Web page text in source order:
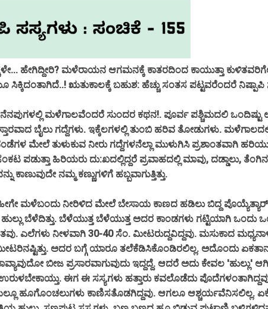
ಹೇಗಿದ್ದೀರಿ? ಮಳೆರಾಯನ ಆಗಮನಕ್ಕೆ ಕಾತರದಿಂದ ಕಾಯುತ್ತಾ
ಋತುಕಾಲಕ್ಕೆ ಬಹುಶ: ಹೆಚ್ಚು ಸಂತಸ ಪಟ್ಟವರೆಂದರೆ ನಿಷ್ಪಾಪಿ
ನೆನಪುಗಳಲ್ಲಿ ಮಳೆಗಾಲವೆಂದರೆ ಸುಂದರ ಕಥನ!. ಪೂರ್ವ ಪಶ್ಚಿಮದಲಿ ಒಂದಿಷ್ಟು
ಬೈಲು ಗದ್ದೆಗಳು. ಇಕ್ಕೆಲಗಳಲ್ಲಿ ತುಂಬಿ ಹರಿವ ತೋಡುಗಳು.
ಮೇಲೆ ತುಳುಕುವ ನೀರು ಗದ್ದೆಗಳನೆಲ್ಲಾ ಮುಳುಗಿಸಿ ಪ್ರಶಾಂತವಾಗಿ
ಪಡುತ್ತಾ‌ ಹಿರಿಯರು ದು:ಖದಲ್ಲಿದ್ದರೆ ಪ್ರವಾಹದಲ್ಲಿ ಮಾವು, ದಡ್ಡಾಲು,
ಕಾಣುವುದೇ ನಮ್ಮ ಕಣ್ಣುಗಳಿಗೆ ಹಬ್ಬವಾಗುತ್ತಿತ್ತು.
ಮಳೆಬಂದು ನೀರಿಳಿದ ಮೇಲೆ ಬೇಸಾಯ ಕಾಣದ ಹಡಿಲು ಬಿದ್ದ
ಬೆಳೆದಿತ್ತು. ಬೆಳೆಯುತ್ತ ಬೆಳೆಯುತ್ತ ಅದರ ಕಾಂಡಗಳು ಗಟ್ಟಿಯಾಗಿ ಒಂದು
ಎಲೆಗಳು ನೀಳವಾಗಿ 30-40 ಸೆಂ. ಮೀಟರುದ್ದವಿದ್ದವು. ಮಸುಕಾದ
ಅದರ ಬಗ್ಗೆ ಯಾರೂ ತಲೆಕೆಡಿಸಿಕೊಂಡಿರಲಿಲ್ಲ. ಅದೊಂದು
ಬೀಜ ಪ್ರಸಾರವಾಗುವುದು ಇದ್ದದ್ದೆ. ಆದರೆ ಅದು ಕೇವಲ 'ಹುಲ್ಲು'
ಈಗ ಈ ಸಸ್ಯಗಳು ಹತ್ತಾರು ಕವಲೊಡೆದು ಪೊದೆಗಳಂತಾಗಿದ್ದವು.
ಹೂಗೊಂಚಲುಗಳು ಕಾಣಿಸತೊಡಗಿದ್ದವು. ಆಗಲೂ ಆಶ್ಚರ್ಯವೆನಿಸಲಿಲ್ಲ.